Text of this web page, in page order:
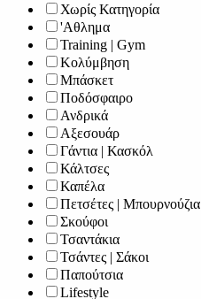
Χωρίς Κατηγορία
'Αθλημα
Training | Gym
Κολύμβηση
Μπάσκετ
Ποδόσφαιρο
Ανδρικά
Αξεσουάρ
Γάντια | Κασκόλ
Κάλτσες
Καπέλα
Πετσέτες | Μπουρνούζια
Σκούφοι
Τσαντάκια
Τσάντες | Σάκοι
Παπούτσια
Lifestyle